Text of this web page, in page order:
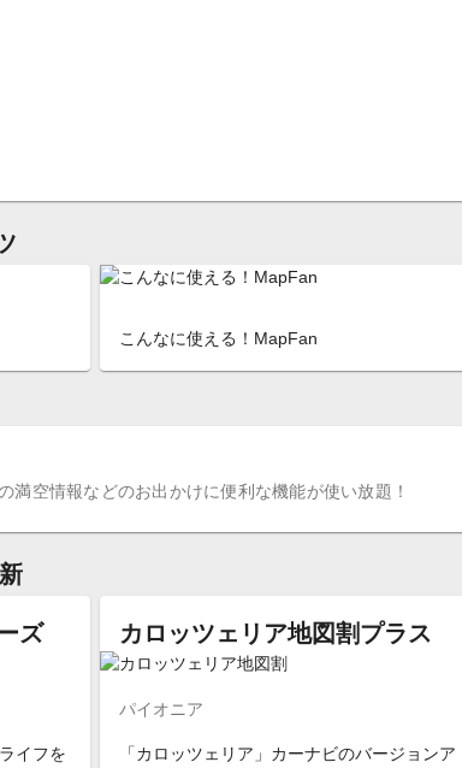
こんなに使える！MapFan
満空情報などのお出かけに便利な機能が使い放題！
ズ
イフを
カロッツェリア地図割プラス
パイオニア
「カロッツェリア」カーナビのバージョンア